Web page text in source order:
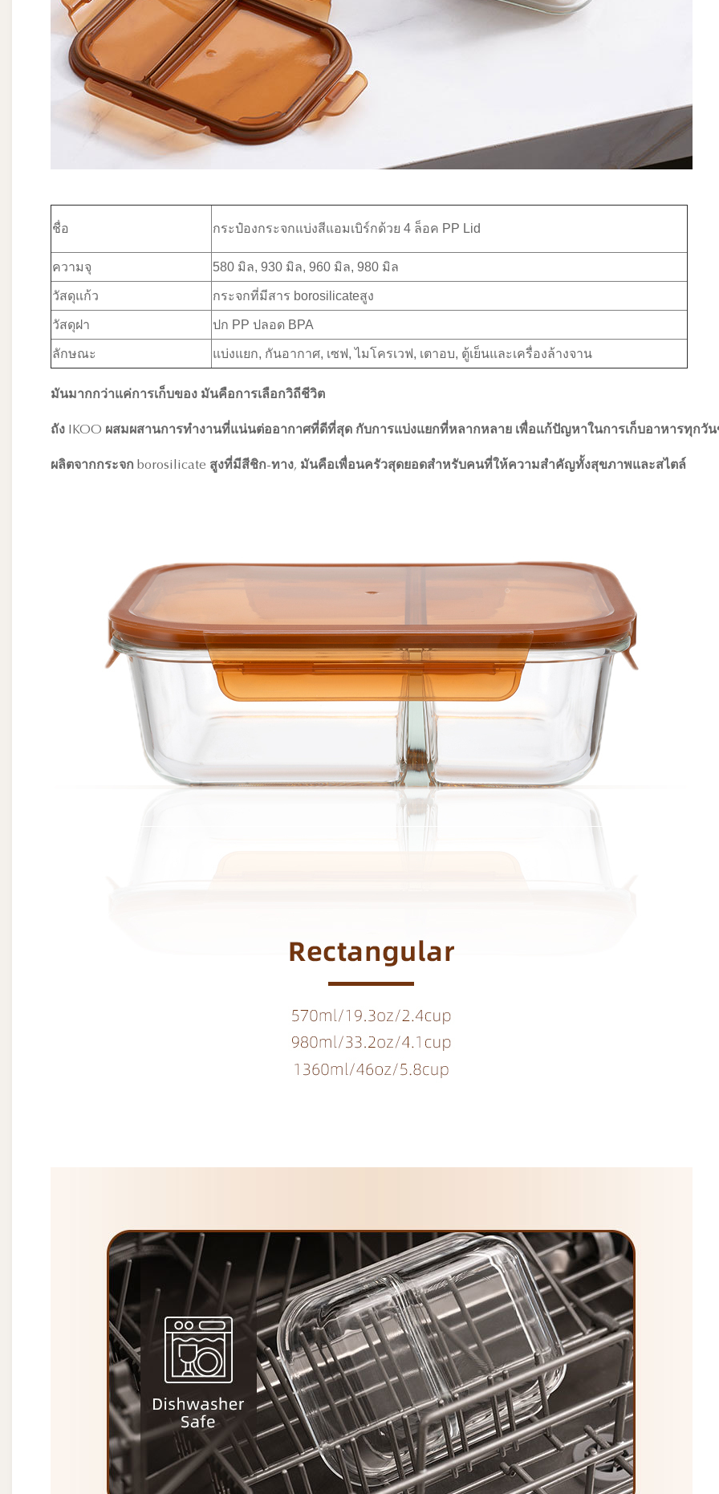
ชื่อ กระป๋องกระจกแบ่งสีแอมเบิร์กด้วย 4 ล็อค PP Lid
ความจุ 580 มิล, 930 มิล, 960 มิล, 980 มิล
วัสดุแก้ว กระจกที่มีสาร borosilicateสูง
วัสดุฝา ปก PP ปลอด BPA
ลักษณะ แบ่งแยก, กันอากาศ, เซฟ, ไมโครเวฟ, เตาอบ, ตู้เย็นและเครื่องล้างจาน
มันมากกว่าแค่การเก็บของ มันคือการเลือกวิถีชีวิต
ถัง IKOO ผสมผสานการทํางานที่แน่นต่ออากาศที่ดีที่สุด กับการแบ่งแยกที่หลากหลาย เพื่อแก้ปัญหาในการเก็บอาหารทุกวั
ผลิตจากกระจก borosilicate สูงที่มีสีชิก-ทาง, มันคือเพื่อนครัวสุดยอดสําหรับคนที่ให้ความสําคัญทั้งสุขภาพและสไตล์